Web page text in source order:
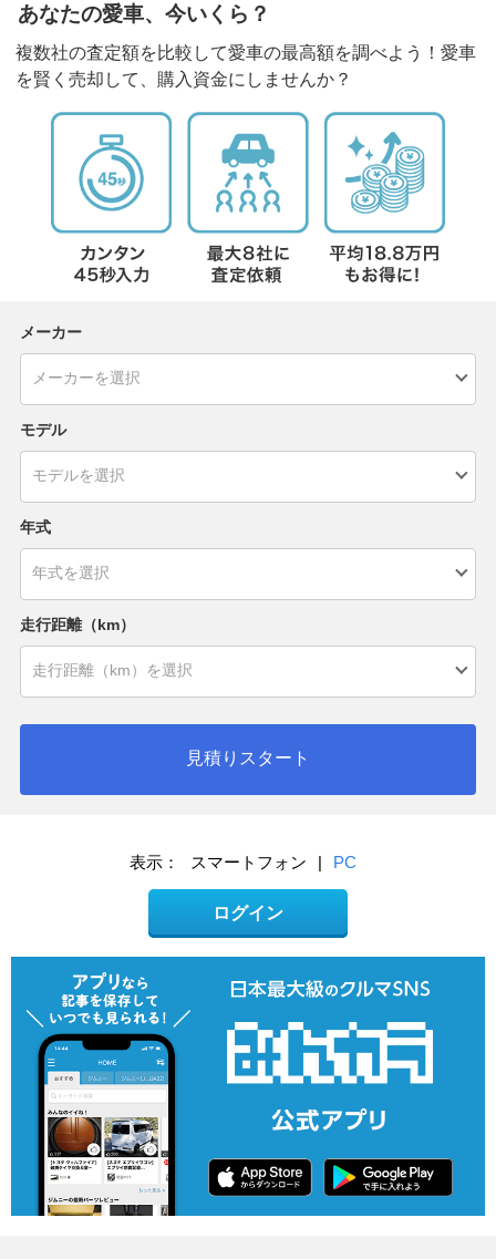
あなたの愛車、今いくら？
複数社の査定額を比較して愛車の最高額を調べよう！愛車
を賢く売却して、購入資金にしませんか？
メーカー
モデル
年式
走行距離（km）
見積りスタート
表示： スマートフォン | PC
ログイン